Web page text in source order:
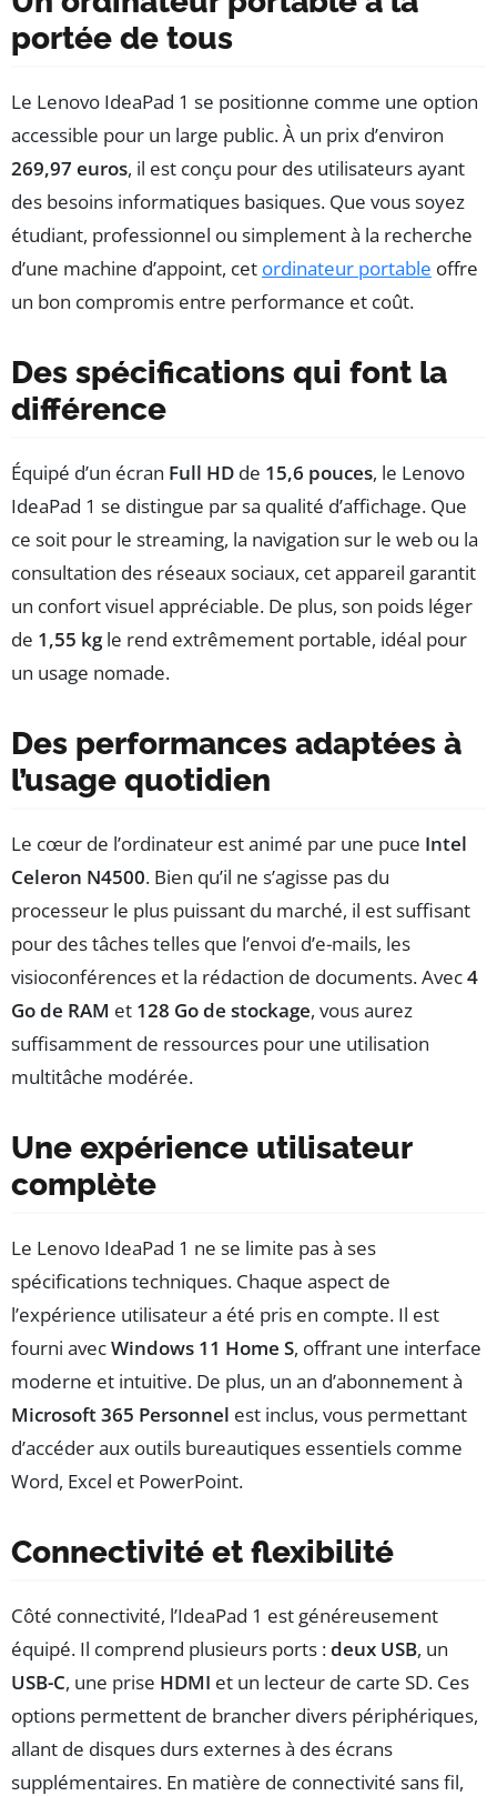
portée de tous
Le Lenovo IdeaPad 1 se positionne comme une option
accessible pour un large public. À un prix d’environ
269,97 euros, il est conçu pour des utilisateurs ayant
des besoins informatiques basiques. Que vous soyez
étudiant, professionnel ou simplement à la recherche
d’une machine d’appoint, cet ordinateur portable offre
un bon compromis entre performance et coût.
Des spécifications qui font la
différence
Équipé d’un écran Full HD de 15,6 pouces, le Lenovo
IdeaPad 1 se distingue par sa qualité d’affichage. Que
ce soit pour le streaming, la navigation sur le web ou la
consultation des réseaux sociaux, cet appareil garantit
un confort visuel appréciable. De plus, son poids léger
de 1,55 kgle rend extrêmement portable, idéal pour
un usage nomade.
Des performances adaptées à
l’usage quotidien
Le cœur de l’ordinateur est animé par une puce Intel
Celeron N4500. Bien qu’il ne s’agisse pas du
processeur le plus puissant du marché, il est suffisant
pour des tâches telles que l’envoi d’e-mails, les
visioconférences et la rédaction de documents. Avec4
Go de RAM et 128 Go de stockage, vous aurez
suffisamment de ressources pour une utilisation
multitâche modérée.
Une expérience utilisateur
complète
Le Lenovo IdeaPad 1 ne se limite pas à ses
spécifications techniques. Chaque aspect de
l’expérience utilisateur a été pris en compte. Il est
fourni avecWindows 11 Home S, offrant une interface
moderne et intuitive. De plus, un an d’abonnement à
Microsoft 365 Personnel est inclus, vous permettant
d’accéder aux outils bureautiques essentiels comme
Word, Excel et PowerPoint.
Connectivité et flexibilité
Côté connectivité, l’IdeaPad 1 est généreusement
équipé. Il comprend plusieurs ports :deux USB, un
USB-C, une prise HDMI et un lecteur de carte SD. Ces
options permettent de brancher divers périphériques,
allant de disques durs externes à des écrans
supplémentaires. En matière de connectivité sans fil,